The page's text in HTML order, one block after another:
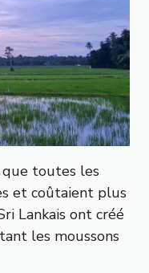
toutes les
et coûtaient plus
Lankais ont créé
les moussons